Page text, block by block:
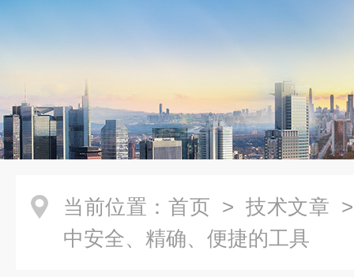
当前位置： 首页 > 技术文章
中安全、精确、便捷的工具